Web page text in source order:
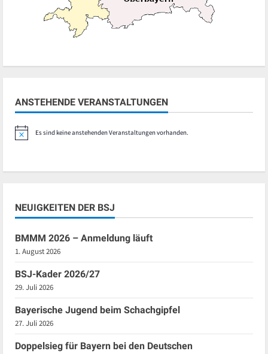
ANSTEHENDE VERANSTALTUNGEN
HinweisEs sind keine anstehenden Veranstaltungen vorhanden.
NEUIGKEITEN DER BSJ
BMMM 2026 – Anmeldung läuft
1. August 2026
BSJ-Kader 2026/27
29. Juli 2026
Bayerische Jugend beim Schachgipfel
27. Juli 2026
Doppelsieg für Bayern bei den Deutschen